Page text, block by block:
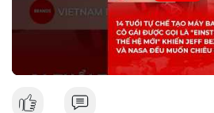
🎥 Xem video trực tiếp tại:
Nguồn: KIEN THUC KINH TE